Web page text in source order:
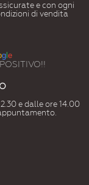
e con ogni
di vendita
gl e
e dalle ore 14.00